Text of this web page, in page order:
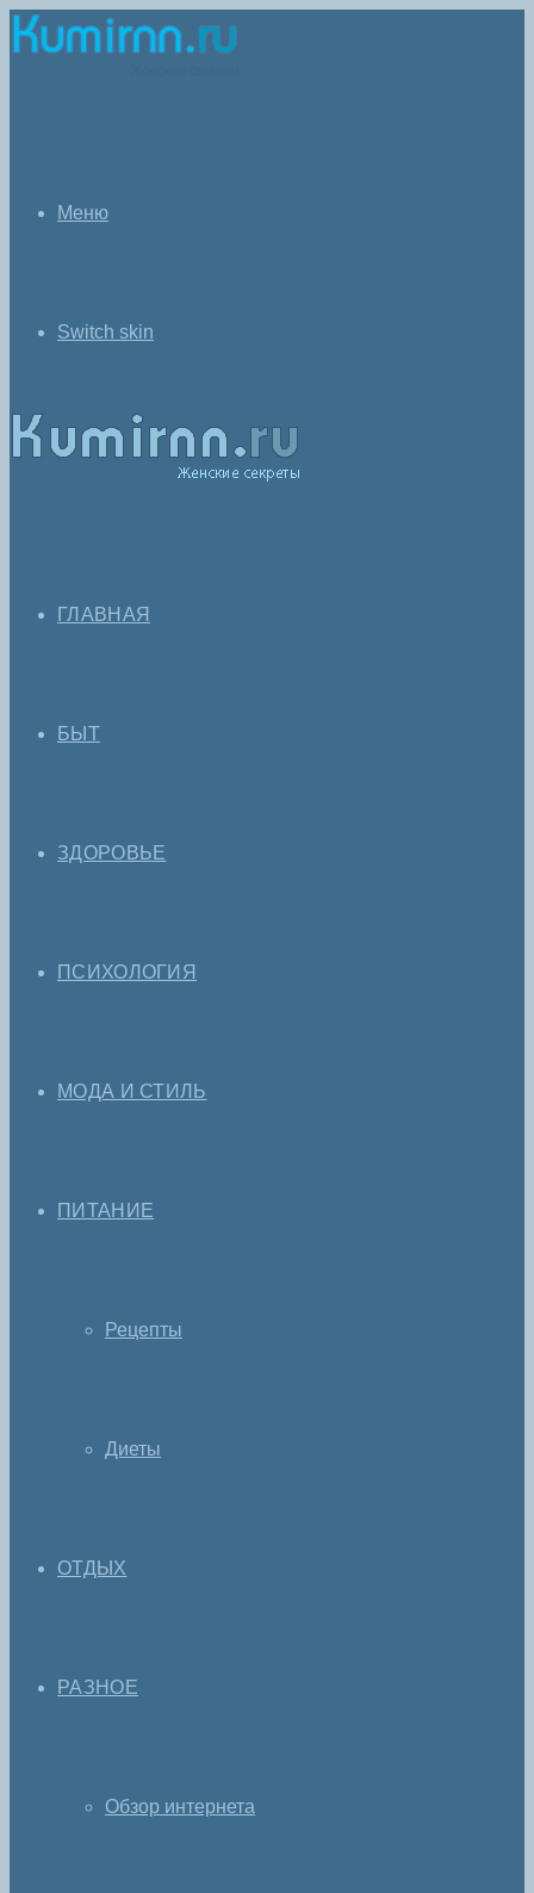
Меню
Switch skin
ГЛАВНАЯ
БЫТ
ЗДОРОВЬЕ
ПСИХОЛОГИЯ
МОДА И СТИЛЬ
ПИТАНИЕ
Рецепты
Диеты
ОТДЫХ
РАЗНОЕ
Обзор интернета